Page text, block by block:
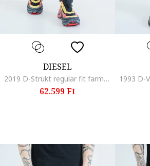
DIESEL
2019 D-Strukt regular fit farmernadrág, Koptatott fekete
62.599 Ft